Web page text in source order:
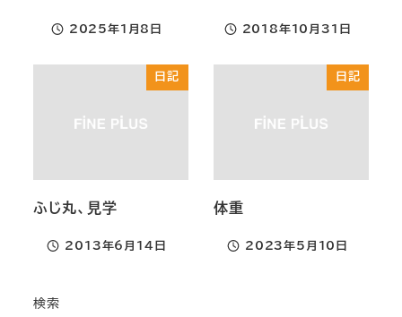
投稿日
2025年1月8日
投稿日
2018年10月31日
日記
ふじ丸、見学
投稿日
2013年6月14日
日記
体重
投稿日
2023年5月10日
検索